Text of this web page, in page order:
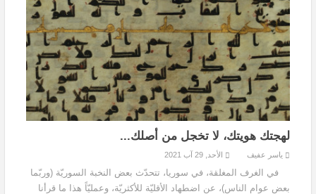
لهجتك هويتك، لا تخجل من أصلك...
ياسر عفيف الأحد, 29 آب 2021
في الغرف المغلقة، في سوريا، تتحدّث بعض النخبة السوريّة (وربّما
بعض عوام الناس)، عن اضطهاد الأقليّة للأكثريّة، وعمليّاً هذا ما قرأنا